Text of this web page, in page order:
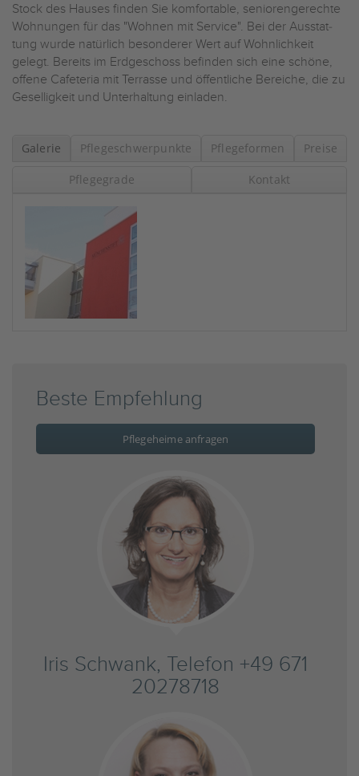
Stock des Hauses finden Sie komfortable, seniorengerechte
Wohnungen für das "Wohnen mit Service". Bei der Aus­stat­
tung wurde natürlich besonderer Wert auf Wohnlichkeit
gelegt. Bereits im Erdgeschoss befinden sich eine schöne,
offene Cafeteria mit Terrasse und öffentliche Bereiche, die zu
Geselligkeit und Unterhaltung einladen.
Galerie Pflegeschwerpunkte Pflegeformen Preise
Pflegegrade Kontakt
Beste Empfehlung
Pflegeheime anfragen
Iris Schwank, Telefon +49 671
20278718